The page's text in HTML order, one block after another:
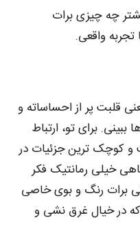
چه چیزی برات
واقعی.
قلبت پر از احساساته و
ببینی. برای تو، ارتباط
و کوچک‌ ترین جزئیات در
خیلی رمانتیک فکر
برات رنگ و بوی خاصی
که در خیال غرق نشی و